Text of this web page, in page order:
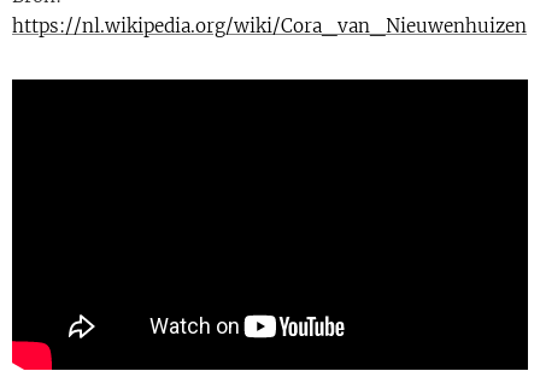
https://nl.wikipedia.org/wiki/Cora_van_Nieuwenhuizen